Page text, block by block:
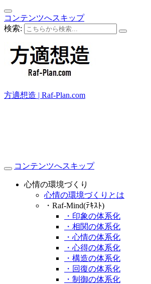
コンテンツへスキップ
検索:
方適想造 | Raf-Plan.com
コンテンツへスキップ
心情の環境づくり
心情の環境づくりとは
・Raf-Mind(ﾃｷｽﾄ)
・印象の体系化
・相関の体系化
・心情の体系化
・心得の体系化
・構造の体系化
・回復の体系化
・制御の体系化